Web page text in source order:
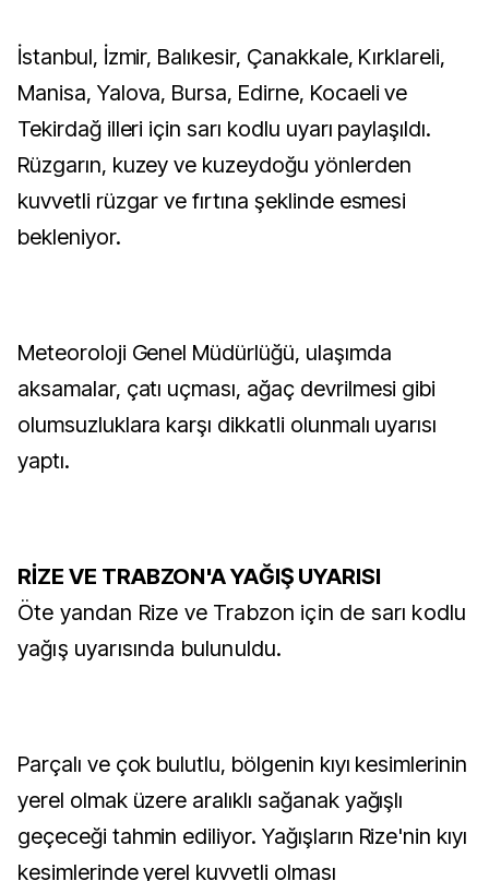
İstanbul, İzmir, Balıkesir, Çanakkale, Kırklareli,
Manisa, Yalova, Bursa, Edirne, Kocaeli ve
Tekirdağ illeri için sarı kodlu uyarı paylaşıldı.
Rüzgarın, kuzey ve kuzeydoğu yönlerden
kuvvetli rüzgar ve fırtına şeklinde esmesi
bekleniyor.
Meteoroloji Genel Müdürlüğü, ulaşımda
aksamalar, çatı uçması, ağaç devrilmesi gibi
olumsuzluklara karşı dikkatli olunmalı uyarısı
yaptı.
RİZE VE TRABZON'A YAĞIŞ UYARISI
Öte yandan Rize ve Trabzon için de sarı kodlu
yağış uyarısında bulunuldu.
Parçalı ve çok bulutlu, bölgenin kıyı kesimlerinin
yerel olmak üzere aralıklı sağanak yağışlı
geçeceği tahmin ediliyor. Yağışların Rize'nin kıyı
kesimlerinde yerel kuvvetli olması